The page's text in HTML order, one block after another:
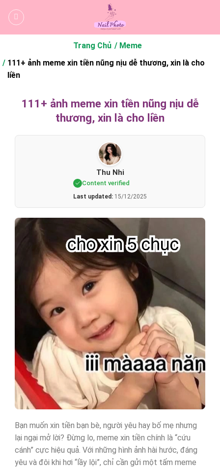
qua
Trang Chủ
Meme
111+ ảnh meme xin tiền nũng nịu dễ thương, xin là cho
liền
111+ ảnh meme xin tiền nũng nịu dễ
thương, xin là cho liền
Thu Nhi
Content verified
Last updated: 15/12/2025
Bạn muốn xin tiền bạn bè, người yêu hay bố mẹ nhưng
lại ngại mở lời? Đừng lo, meme xin tiền chính là “cứu
cánh” cực hiệu quả. Với những hình ảnh hài hước, đáng
yêu và đôi khi hơi “lầy lội”, chỉ cần gửi một tấm meme